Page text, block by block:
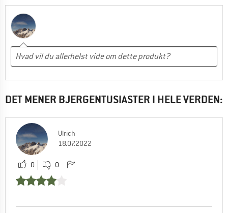
DET MENER BJERGENTUSIASTER I HELE VERDEN:
Ulrich
18.07.2022
0 0